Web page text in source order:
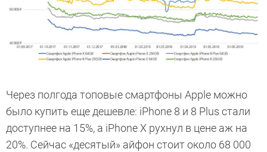
Через полгода топовые смартфоны Apple можно
было купить еще дешевле: iPhone 8 и 8 Plus стали
доступнее на 15%, а iPhone X рухнул в цене аж на
20%. Сейчас «десятый» айфон стоит около 68 000